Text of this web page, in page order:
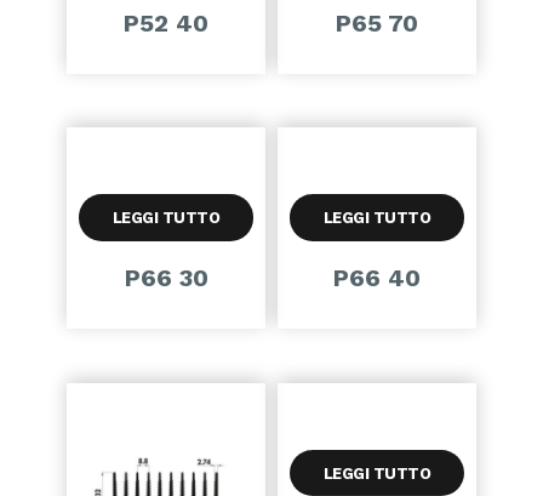
P52 40 P65 70
LEGGI TUTTO
P66 30
LEGGI TUTTO
P66 40
LEGGI TUTTO